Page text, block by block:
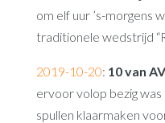
om elf uur ’s-morgens
traditionele wedstrijd
2019-10-20: 10 van
ervoor volop bezig
spullen klaarmaken